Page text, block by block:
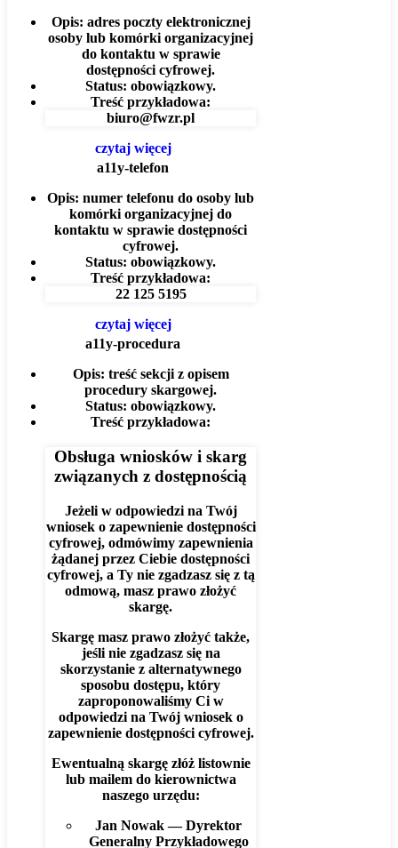
Opis: adres poczty elektronicznej
osoby lub komórki organizacyjnej
do kontaktu w sprawie
dostępności cyfrowej.
Status: obowiązkowy.
Treść przykładowa:
biuro@fwzr.pl
czytaj więcej
a11y-telefon
Opis: numer telefonu do osoby lub
komórki organizacyjnej do
kontaktu w sprawie dostępności
cyfrowej.
Status: obowiązkowy.
Treść przykładowa:
22 125 5195
czytaj więcej
a11y-procedura
Opis: treść sekcji z opisem
procedury skargowej.
Status: obowiązkowy.
Treść przykładowa:
Obsługa wniosków i skarg
związanych z dostępnością
Jeżeli w odpowiedzi na Twój
wniosek o zapewnienie dostępności
cyfrowej, odmówimy zapewnienia
żądanej przez Ciebie dostępności
cyfrowej, a Ty nie zgadzasz się z tą
odmową, masz prawo złożyć
skargę.
Skargę masz prawo złożyć także,
jeśli nie zgadzasz się na
skorzystanie z alternatywnego
sposobu dostępu, który
zaproponowaliśmy Ci w
odpowiedzi na Twój wniosek o
zapewnienie dostępności cyfrowej.
Ewentualną skargę złóż listownie
lub mailem do kierownictwa
naszego urzędu:
Jan Nowak — Dyrektor
Generalny Przykładowego